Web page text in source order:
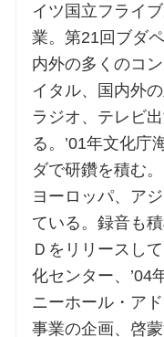
イツ国立フライ
業。第21回ブダ
内外の多くのコ
イタル、国内外
ラジオ、テレビ
る。’01年文化庁
ダで研鑽を積む。
ヨーロッパ、ア
ている。録音も
Ｄをリリースし
化センター、’04
ニーホール・ア
事業の企画、啓